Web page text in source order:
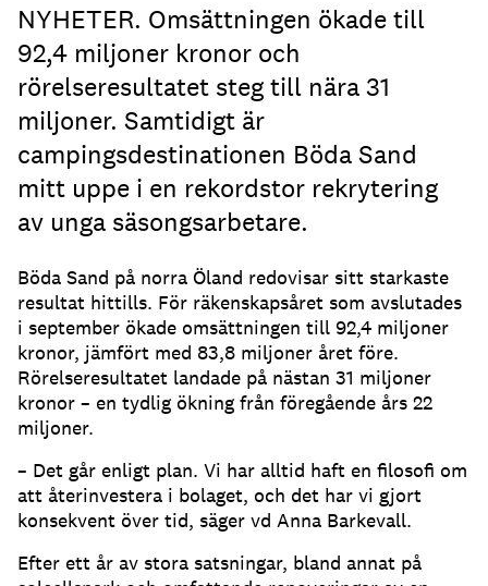
NYHETER. Omsättningen ökade till
92,4 miljoner kronor och
rörelseresultatet steg till nära 31
miljoner. Samtidigt är
campingsdestinationen Böda Sand
mitt uppe i en rekordstor rekrytering
av unga säsongsarbetare.
Böda Sand på norra Öland redovisar sitt starkaste
resultat hittills. För räkenskapsåret som avslutades
i september ökade omsättningen till 92,4 miljoner
kronor, jämfört med 83,8 miljoner året före.
Rörelseresultatet landade på nästan 31 miljoner
kronor – en tydlig ökning från föregående års 22
miljoner.
– Det går enligt plan. Vi har alltid haft en filosofi om
att återinvestera i bolaget, och det har vi gjort
konsekvent över tid, säger vd Anna Barkevall.
Efter ett år av stora satsningar, bland annat på